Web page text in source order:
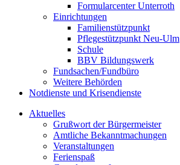
Formularcenter Unterroth
Einrichtungen
Familienstützpunkt
Pflegestützpunkt Neu-Ulm
Schule
BBV Bildungswerk
Fundsachen/Fundbüro
Weitere Behörden
Notdienste und Krisendienste
Aktuelles
Grußwort der Bürgermeister
Amtliche Bekanntmachungen
Veranstaltungen
Ferienspaß